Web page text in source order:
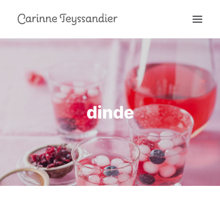
À LA TÉLÉ
PRESTATIONS
EN COULISSES
dinde